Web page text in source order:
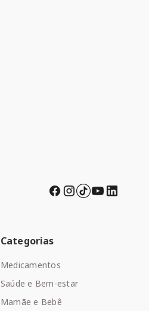
Categorias
Medicamentos
Saúde e Bem-estar
Mamãe e Bebê